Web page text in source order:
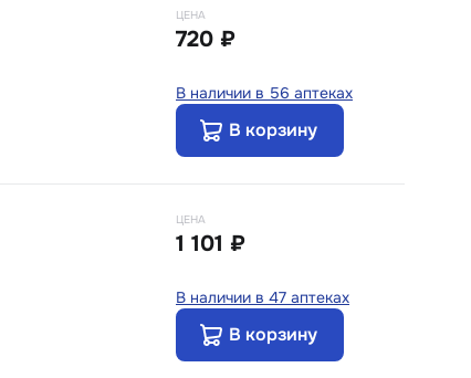
ЦЕНА
720 ₽
В наличии в 56 аптеках
В корзину
ЦЕНА
1 101 ₽
В наличии в 47 аптеках
В корзину